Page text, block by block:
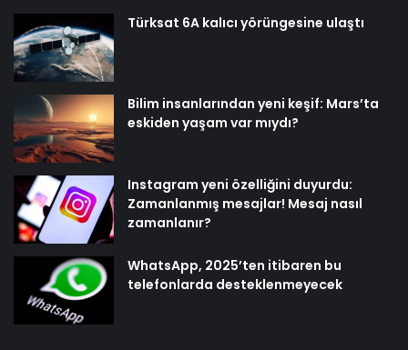
Türksat 6A kalıcı yörüngesine ulaştı
Bilim insanlarından yeni keşif: Mars’ta
eskiden yaşam var mıydı?
Instagram yeni özelliğini duyurdu:
Zamanlanmış mesajlar! Mesaj nasıl
zamanlanır?
WhatsApp, 2025’ten itibaren bu
telefonlarda desteklenmeyecek